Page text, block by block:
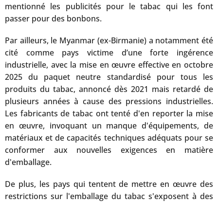
mentionné les publicités pour le tabac qui les font
passer pour des bonbons.
Par ailleurs, le Myanmar (ex-Birmanie) a notamment été
cité comme pays victime d’une forte ingérence
industrielle, avec la mise en œuvre effective en octobre
2025 du paquet neutre standardisé pour tous les
produits du tabac, annoncé dès 2021 mais retardé de
plusieurs années à cause des pressions industrielles.
Les fabricants de tabac ont tenté d'en reporter la mise
en œuvre, invoquant un manque d'équipements, de
matériaux et de capacités techniques adéquats pour se
conformer aux nouvelles exigences en matière
d'emballage.
De plus, les pays qui tentent de mettre en œuvre des
restrictions sur l'emballage du tabac s'exposent à des